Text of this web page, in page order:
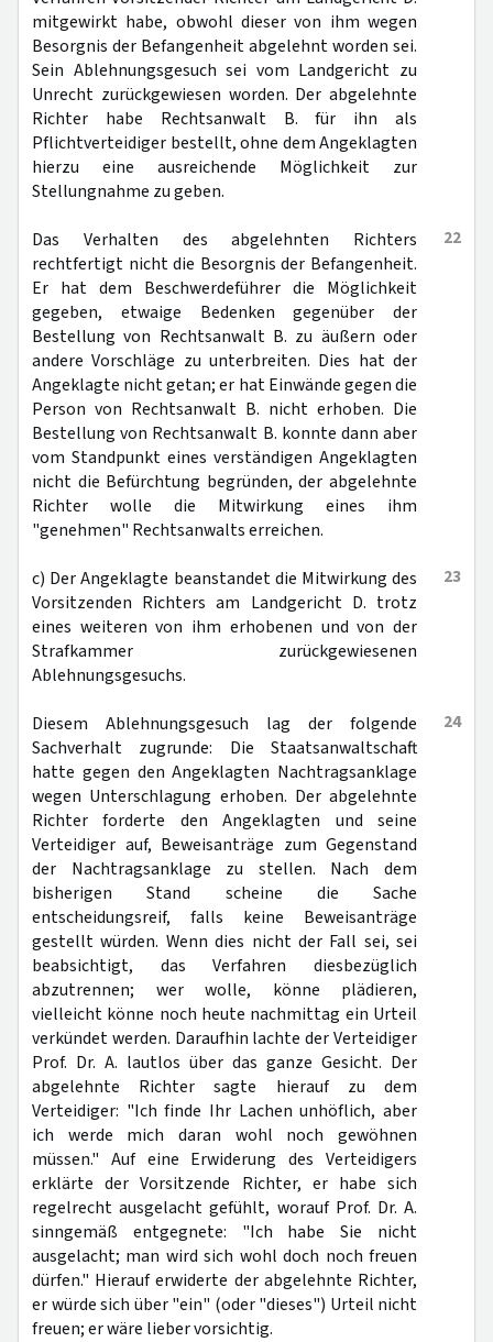
mitgewirkt habe, obwohl dieser von ihm wegen
Besorgnis der Befangenheit abgelehnt worden sei.
Sein Ablehnungsgesuch sei vom Landgericht zu
Unrecht zurückgewiesen worden. Der abgelehnte
Richter habe Rechtsanwalt B. für ihn als
Pflichtverteidiger bestellt, ohne dem Angeklagten
hierzu eine ausreichende Möglichkeit zur
Stellungnahme zu geben.
22
Das Verhalten des abgelehnten Richters
rechtfertigt nicht die Besorgnis der Befangenheit.
Er hat dem Beschwerdeführer die Möglichkeit
gegeben, etwaige Bedenken gegenüber der
Bestellung von Rechtsanwalt B. zu äußern oder
andere Vorschläge zu unterbreiten. Dies hat der
Angeklagte nicht getan; er hat Einwände gegen die
Person von Rechtsanwalt B. nicht erhoben. Die
Bestellung von Rechtsanwalt B. konnte dann aber
vom Standpunkt eines verständigen Angeklagten
nicht die Befürchtung begründen, der abgelehnte
Richter wolle die Mitwirkung eines ihm
"genehmen" Rechtsanwalts erreichen.
23
c) Der Angeklagte beanstandet die Mitwirkung des
Vorsitzenden Richters am Landgericht D. trotz
eines weiteren von ihm erhobenen und von der
Strafkammer zurückgewiesenen
Ablehnungsgesuchs.
24
Diesem Ablehnungsgesuch lag der folgende
Sachverhalt zugrunde: Die Staatsanwaltschaft
hatte gegen den Angeklagten Nachtragsanklage
wegen Unterschlagung erhoben. Der abgelehnte
Richter forderte den Angeklagten und seine
Verteidiger auf, Beweisanträge zum Gegenstand
der Nachtragsanklage zu stellen. Nach dem
bisherigen Stand scheine die Sache
entscheidungsreif, falls keine Beweisanträge
gestellt würden. Wenn dies nicht der Fall sei, sei
beabsichtigt, das Verfahren diesbezüglich
abzutrennen; wer wolle, könne plädieren,
vielleicht könne noch heute nachmittag ein Urteil
verkündet werden. Daraufhin lachte der Verteidiger
Prof. Dr. A. lautlos über das ganze Gesicht. Der
abgelehnte Richter sagte hierauf zu dem
Verteidiger: "Ich finde Ihr Lachen unhöflich, aber
ich werde mich daran wohl noch gewöhnen
müssen." Auf eine Erwiderung des Verteidigers
erklärte der Vorsitzende Richter, er habe sich
regelrecht ausgelacht gefühlt, worauf Prof. Dr. A.
sinngemäß entgegnete: "Ich habe Sie nicht
ausgelacht; man wird sich wohl doch noch freuen
dürfen." Hierauf erwiderte der abgelehnte Richter,
er würde sich über "ein" (oder "dieses") Urteil nicht
freuen; er wäre lieber vorsichtig.